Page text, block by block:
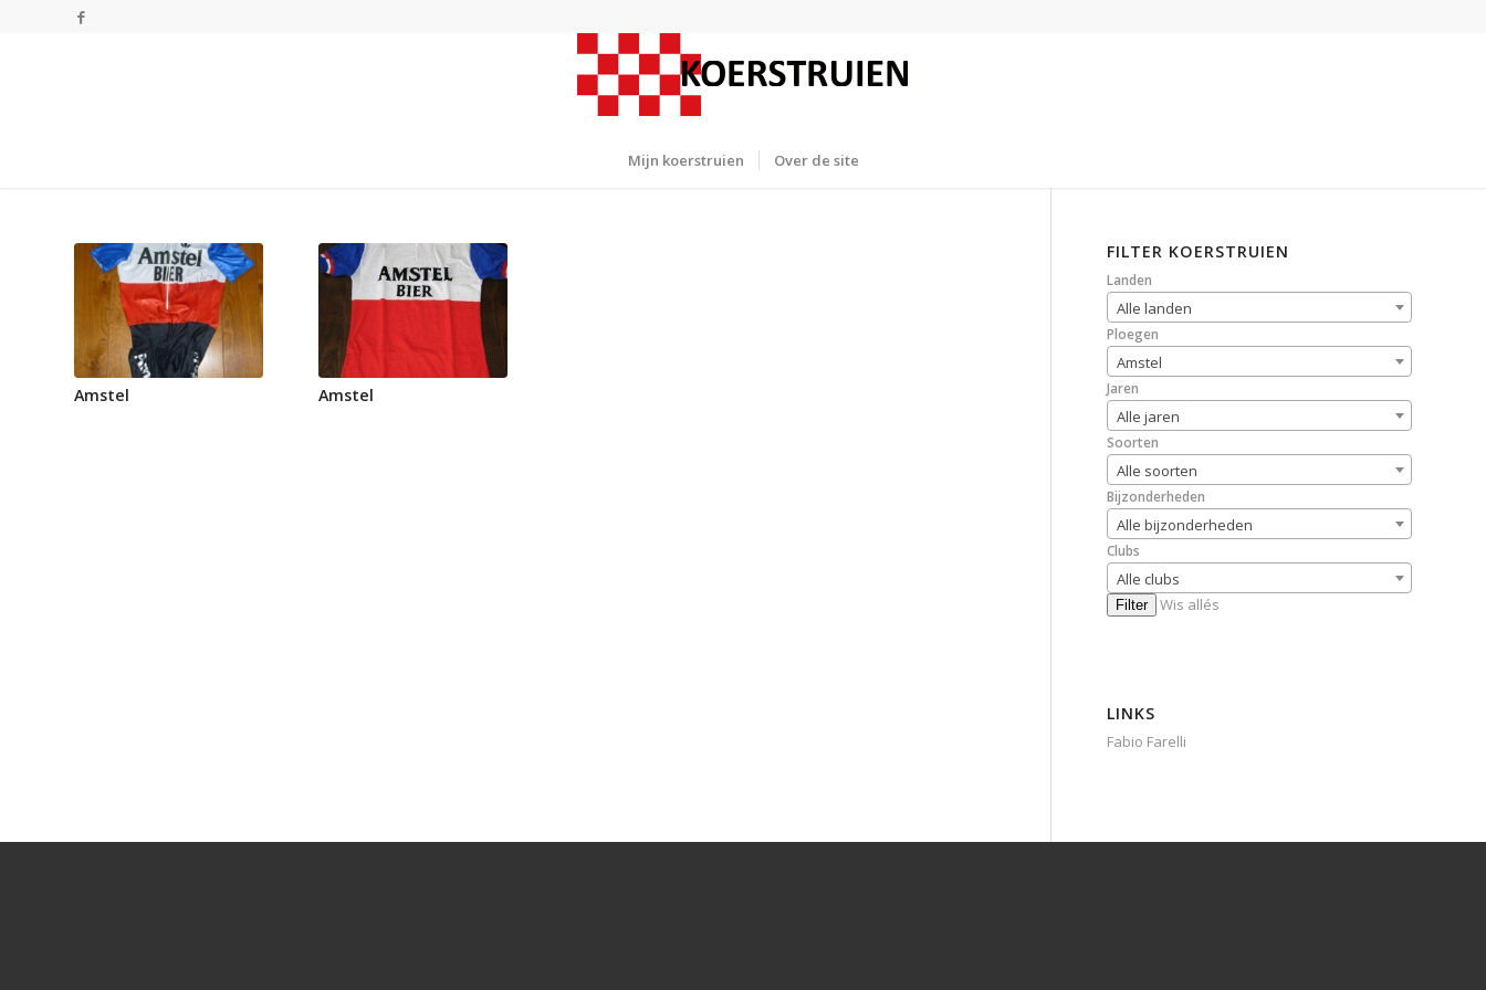
Mijn koerstruien Over de site
Amstel Amstel
FILTER KOERSTRUIEN
Landen
Alle landen
Ploegen
Amstel
Jaren
Alle jaren
Soorten
Alle soorten
Bijzonderheden
Alle bijzonderheden
Clubs
Alle clubs
Filter Wis allés
LINKS
Fabio Farelli